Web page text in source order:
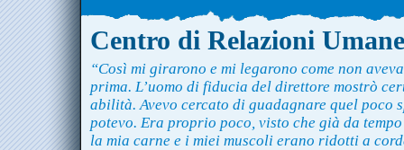
Centro di Relazioni Umane
“Così mi girarono e mi legarono come non
prima. L’uomo di fiducia del direttore mostrò
abilità. Avevo cercato di guadagnare quel poco
potevo. Era proprio poco, visto che già da
la mia carne e i miei muscoli erano ridotti a